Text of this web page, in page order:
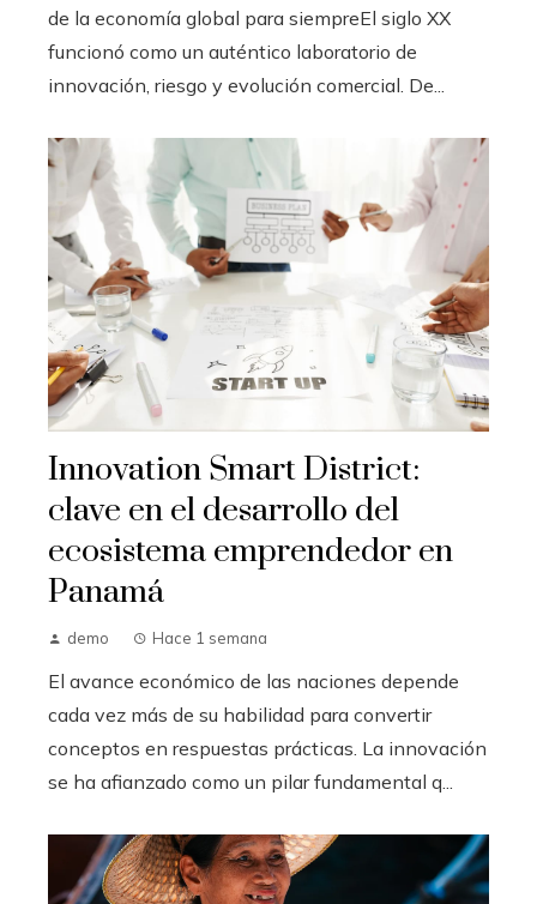
de la economía global para siempreEl siglo XX
funcionó como un auténtico laboratorio de
innovación, riesgo y evolución comercial. De...
Innovation Smart District:
clave en el desarrollo del
ecosistema emprendedor en
Panamá
demo Hace 1 semana
El avance económico de las naciones depende
cada vez más de su habilidad para convertir
conceptos en respuestas prácticas. La innovación
se ha afianzado como un pilar fundamental q...